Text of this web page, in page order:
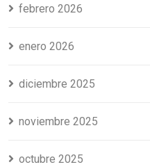
febrero 2026
enero 2026
diciembre 2025
noviembre 2025
octubre 2025